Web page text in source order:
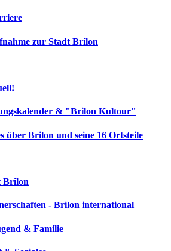
zur Stadt Brilon
& "Brilon Kultour"
über Brilon und seine 16 Ortsteile
Brilon
- Brilon international
& Familie